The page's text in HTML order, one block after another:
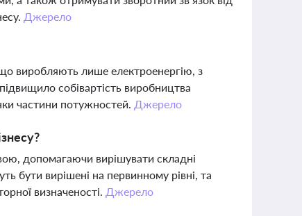
Джерело
виробляють лише електроенергію, з
собівартість виробництва
частини потужностей. Джерело
допомагаючи вирішувати складні
бути вирішені на первинному рівні, та
визначеності. Джерело